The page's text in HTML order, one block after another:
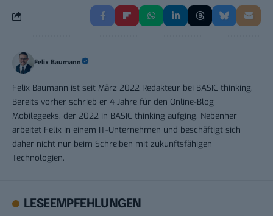
Felix Baumann
Felix Baumann ist seit März 2022 Redakteur bei BASIC thinking.
Bereits vorher schrieb er 4 Jahre für den Online-Blog
Mobilegeeks, der 2022 in BASIC thinking aufging. Nebenher
arbeitet Felix in einem IT-Unternehmen und beschäftigt sich
daher nicht nur beim Schreiben mit zukunftsfähigen
Technologien.
LESEEMPFEHLUNGEN